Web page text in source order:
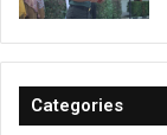
Categories